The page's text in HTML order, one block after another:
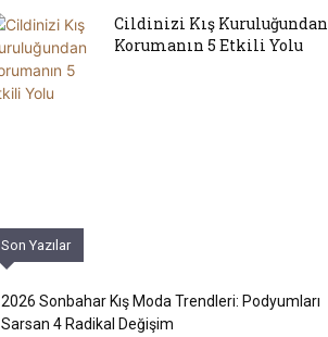
Cildinizi Kış Kuruluğundan
Korumanın 5 Etkili Yolu
Son Yazılar
2026 Sonbahar Kış Moda Trendleri: Podyumları
Sarsan 4 Radikal Değişim